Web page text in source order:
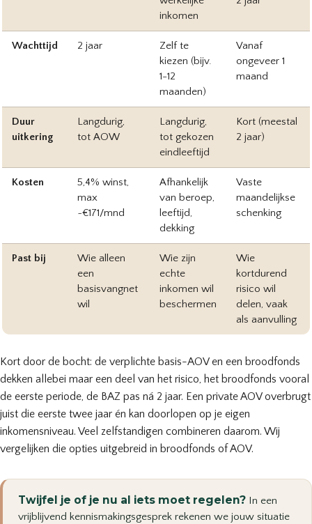
inkomen
Wachttijd 2 jaar
Zelf te
kiezen (bijv.
1-12
maanden)
Vanaf
ongeveer 1
maand
Duur
uitkering
Langdurig,
tot AOW
Langdurig,
tot gekozen
eindleeftijd
Kort (meestal
2 jaar)
Kosten
5,4% winst,
max
~€171/mnd
Afhankelijk
van beroep,
leeftijd,
dekking
Vaste
maandelijkse
schenking
Past bij
Wie alleen
een
basisvangnet
wil
Wie zijn
echte
inkomen wil
beschermen
Wie
kortdurend
risico wil
delen, vaak
als aanvulling
Kort door de bocht: de verplichte basis-AOV en een broodfonds
dekken allebei maar een deel van het risico, het broodfonds vooral
de eerste periode, de BAZ pas ná 2 jaar. Een private AOV overbrugt
juist die eerste twee jaar én kan doorlopen op je eigen
inkomensniveau. Veel zelfstandigen combineren daarom. Wij
vergelijken die opties uitgebreid in broodfonds of AOV.
Twijfel je of je nu al iets moet regelen? In een
vrijblijvend kennismakingsgesprek rekenen we jouw situatie